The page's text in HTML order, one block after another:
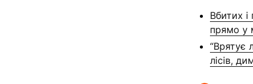
Вбитих
прямо у
“Врятує
лісів,